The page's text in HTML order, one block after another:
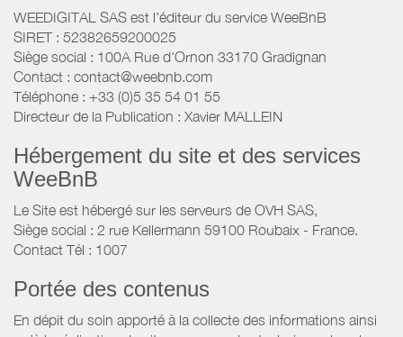
WEEDIGITAL SAS est l'éditeur du service WeeBnB
SIRET : 52382659200025
Siège social : 100A Rue d'Ornon 33170 Gradignan
Contact : contact@weebnb.com
Téléphone : +33 (0)5 35 54 01 55
Directeur de la Publication : Xavier MALLEIN
Hébergement du site et des services
WeeBnB
Le Site est hébergé sur les serveurs de OVH SAS,
Siège social : 2 rue Kellermann 59100 Roubaix - France.
Contact Tél : 1007
Portée des contenus
En dépit du soin apporté à la collecte des informations ainsi